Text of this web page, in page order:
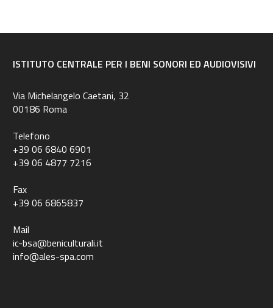
ISTITUTO CENTRALE PER I BENI SONORI ED AUDIOVISIVI
Via Michelangelo Caetani, 32
00186 Roma
Telefono
+39 06 6840 6901
+39 06 4877 7216
Fax
+39 06 6865837
Mail
ic-bsa@beniculturali.it
info@ales-spa.com